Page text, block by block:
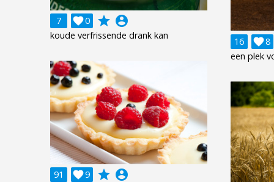
16 8

een plek
7 0
 grade account_circle
koude verfrissende drank kan
91 9
 grade account_circle